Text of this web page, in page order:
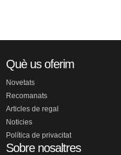
Què us oferim
Novetats
Recomanats
Articles de regal
Noticies
Política de privacitat
Sobre nosaltres